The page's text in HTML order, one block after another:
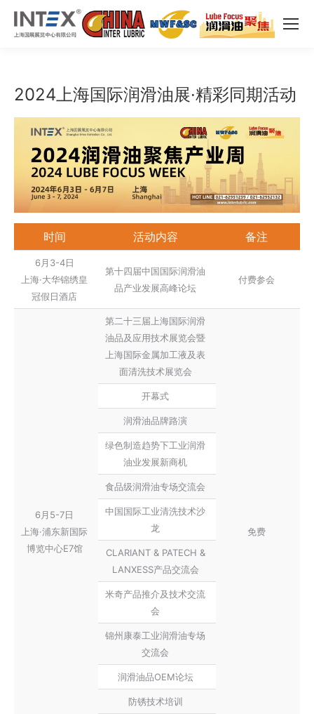
2024上海国际润滑油展·精彩同期活动
时间 活动内容 备注
6月3-4日
上海·大华锦绣皇
冠假日酒店
第十四届中国国际润滑油
品产业发展高峰论坛
付费参会
6月5-7日
上海·浦东新国际
博览中心E7馆
第二十三届上海国际润滑
油品及应用技术展览会暨
上海国际金属加工液及表
面清洗技术展览会
免费
开幕式
润滑油品牌路演
绿色制造趋势下工业润滑
油业发展新商机
食品级润滑油专场交流会
中国国际工业清洗技术沙
龙
CLARIANT & PATECH &
LANXESS产品交流会
米奇产品推介及技术交流
会
锦州康泰工业润滑油专场
交流会
润滑油品OEM论坛
防锈技术培训